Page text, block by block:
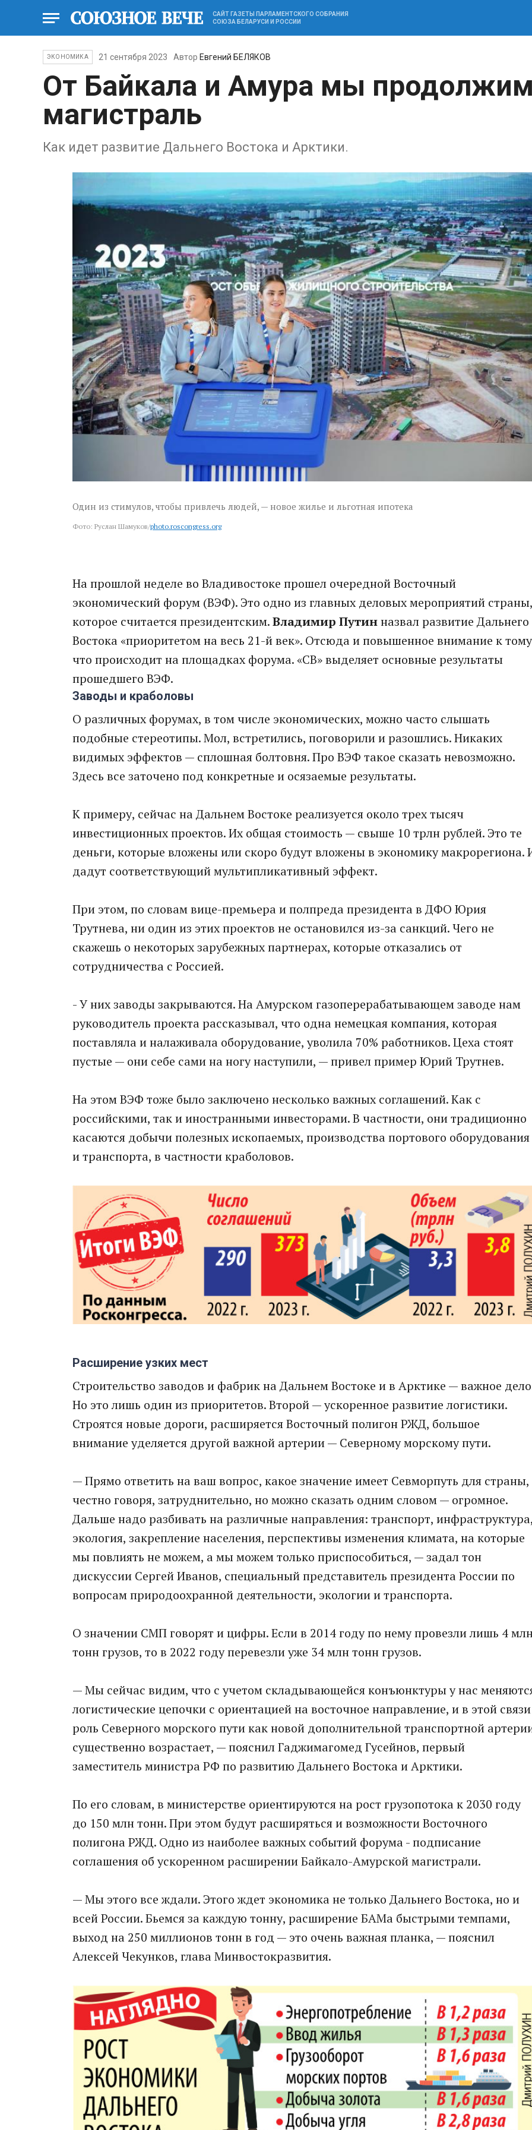
САЙТ ГАЗЕТЫ ПАРЛАМЕНТСКОГО СОБРАНИЯ
СОЮЗА БЕЛАРУСИ И РОССИИ
ЭКОНОМИКА 21 сентября 2023 Автор Евгений БЕЛЯКОВ
От Байкала и Амура мы продолжим
магистраль
Как идет развитие Дальнего Востока и Арктики.
Один из стимулов, чтобы привлечь людей, — новое жилье и льготная ипотека
Фото: Руслан Шамуков/photo.roscongress.org
На прошлой неделе во Владивостоке прошел очередной Восточный
экономический форум (ВЭФ). Это одно из главных деловых мероприятий страны,
которое считается президентским.Владимир Путинназвал развитие Дальнего
Востока «приоритетом на весь 21-й век». Отсюда и повышенное внимание к
что происходит на площадках форума. «СВ» выделяет основные результаты
прошедшего ВЭФ.
Заводы и краболовы
О различных форумах, в том числе экономических, можно часто слышать
подобные стереотипы. Мол, встретились, поговорили и разошлись. Никаких
видимых эффектов — сплошная болтовня. Про ВЭФ такое сказать невозможно.
Здесь все заточено под конкретные и осязаемые результаты.
К примеру, сейчас на Дальнем Востоке реализуется около трех тысяч
инвестиционных проектов. Их общая стоимость — свыше 10 трлн рублей. Это те
деньги, которые вложены или скоро будут вложены в экономику макрорегиона.
дадут соответствующий мультипликативный эффект.
При этом, по словам вице-премьера и полпреда президента в ДФО Юрия
Трутнева, ни один из этих проектов не остановился из-за санкций. Чего не
скажешь о некоторых зарубежных партнерах, которые отказались от
сотрудничества с Россией.
- У них заводы закрываются. На Амурском газоперерабатывающем заводе нам
руководитель проекта рассказывал, что одна немецкая компания, которая
поставляла и налаживала оборудование, уволила 70% работников. Цеха стоят
пустые — они себе сами на ногу наступили, — привел пример Юрий Трутнев.
На этом ВЭФ тоже было заключено несколько важных соглашений. Как с
российскими, так и иностранными инвесторами. В частности, они традиционно
касаются добычи полезных ископаемых, производства портового оборудования
и транспорта, в частности краболовов.
Расширение узких мест
Строительство заводов и фабрик на Дальнем Востоке и в Арктике — важное
Но это лишь один из приоритетов. Второй — ускоренное развитие логистики.
Строятся новые дороги, расширяется Восточный полигон РЖД, большое
внимание уделяется другой важной артерии — Северному морскому пути.
— Прямо ответить на ваш вопрос, какое значение имеет Севморпуть для страны,
честно говоря, затруднительно, но можно сказать одним словом — огромное.
Дальше надо разбивать на различные направления: транспорт, инфраструктура,
экология, закрепление населения, перспективы изменения климата, на которые
мы повлиять не можем, а мы можем только приспособиться, — задал тон
дискуссии Сергей Иванов, специальный представитель президента России по
вопросам природоохранной деятельности, экологии и транспорта.
О значении СМП говорят и цифры. Если в 2014 году по нему провезли лишь 4
тонн грузов, то в 2022 году перевезли уже 34 млн тонн грузов.
— Мы сейчас видим, что с учетом складывающейся конъюнктуры у нас
логистические цепочки с ориентацией на восточное направление, и в этой связи
роль Северного морского пути как новой дополнительной транспортной
существенно возрастает, — пояснил Гаджимагомед Гусейнов, первый
заместитель министра РФ по развитию Дальнего Востока и Арктики.
По его словам, в министерстве ориентируются на рост грузопотока к 2030 году
до 150 млн тонн. При этом будут расширяться и возможности Восточного
полигона РЖД. Одно из наиболее важных событий форума - подписание
соглашения об ускоренном расширении Байкало-Амурской магистрали.
— Мы этого все ждали. Этого ждет экономика не только Дальнего Востока, но и
всей России. Бьемся за каждую тонну, расширение БАМа быстрыми темпами,
выход на 250 миллионов тонн в год — это очень важная планка, — пояснил
Алексей Чекунков, глава Минвостокразвития.